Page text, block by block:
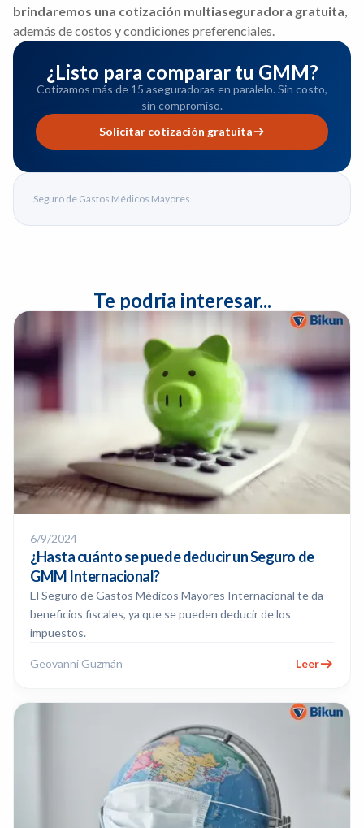
brindaremos una cotización multiaseguradora gratuita,
además de costos y condiciones preferenciales.
¿Listo para comparar tu GMM?
Cotizamos más de 15 aseguradoras en paralelo. Sin costo,
sin compromiso.
Solicitar cotización gratuita
Seguro de Gastos Médicos Mayores
Te podria interesar...
6/9/2024
¿Hasta cuánto se puede deducir un Seguro de
GMM Internacional?
El Seguro de Gastos Médicos Mayores Internacional te da
beneficios fiscales, ya que se pueden deducir de los
impuestos.
Geovanni Guzmán Leer